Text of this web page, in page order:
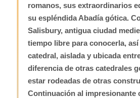
romanos, sus extraordinarios
su espléndida Abadía gótica.
Salisbury, antigua ciudad
tiempo libre para conocerla,
catedral, aislada y ubicada
diferencia de otras catedrales
estar rodeadas de otras
Continuación al impresionante